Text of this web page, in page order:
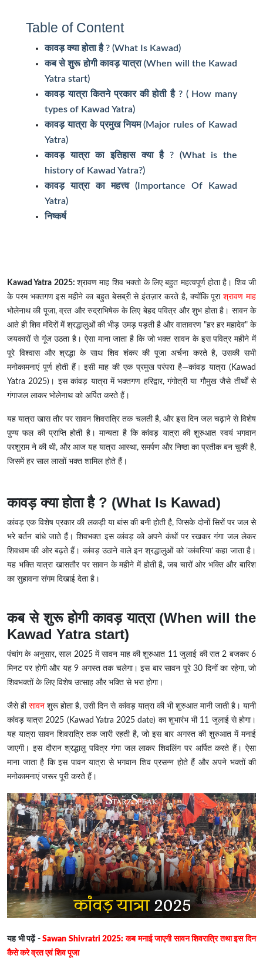
Table of Content
कावड़ क्या होता है ? (What Is Kawad)
कब से शुरू होगी कावड़ यात्रा (When will the Kawad
Yatra start)
कावड़ यात्रा कितने प्रकार की होती है ? ( How many
types of Kawad Yatra)
कावड़ यात्रा के प्रमुख नियम (Major rules of Kawad
Yatra)
कावड़ यात्रा का इतिहास क्या है ? (What is the
history of Kawad Yatra?)
कावड़ यात्रा का महत्त्व (Importance Of Kawad
Yatra)
निष्कर्ष
Kawad Yatra 2025:श्रावण माह शिव भक्तो के लिए बहुत महत्वपूर्ण होता है। शिव जी
के परम भक्तगण इस महीने का बहुत बेसब्री से इंतज़ार करते है, क्योंकि पूराश्रावण माह
भोलेनाथ की पूजा, व्रत और रुद्राभिषेक के लिए बेहद पवित्र और शुभ होता है। सावन के
आते ही शिव मंदिरों में श्रद्धालुओं की भीड़ उमड़ पड़ती है और वातावरण "हर हर महादेव" के
जयकारों से गूंज उठता है। ऐसा माना जाता है कि जो भक्त सावन के इस पवित्र महीने में
पूरे विश्वास और श्रद्धा के साथ शिव शंकर की पूजा अर्चना करते है, उसकी सभी
मनोकामनाएं पूर्ण होती हैं। इसी माह की एक प्रमुख परंपरा है—कांवड़ यात्रा (Kawad
Yatra 2025)। इस कांवड़ यात्रा में भक्तगण हरिद्वार, गंगोत्री या गौमुख जैसे तीर्थों से
गंगाजल लाकर भोलेनाथ को अर्पित करते हैं।
यह यात्रा खास तौर पर सावन शिवरात्रि तक चलती है, और इस दिन जल चढ़ाने से विशेष
पुण्य फल की प्राप्ति होती है। मान्यता है कि कांवड़ यात्रा की शुरुआत स्वयं भगवान
परशुराम ने की थी, और आज यह यात्रा आस्था, समर्पण और निष्ठा का प्रतीक बन चुकी है,
जिसमें हर साल लाखों भक्त शामिल होते हैं।
कावड़ क्या होता है ? (What Is Kawad)
कांवड़ एक विशेष प्रकार की लकड़ी या बांस की बनी होती है, जिसके दोनों सिरों पर जल से
भरे बर्तन बांधे जाते हैं। शिवभक्त इस कांवड़ को अपने कंधों पर रखकर गंगा जल लेकर
शिवधाम की ओर बढ़ते हैं। कांवड़ उठाने वाले इन श्रद्धालुओं को ‘कांवरिया’ कहा जाता है।
यह भक्ति यात्रा खासतौर पर सावन के महीने में होती है, जब चारों ओर भक्ति और बारिश
का सुहावना संगम दिखाई देता है।
कब से शुरू होगी कावड़ यात्रा (When will the
Kawad Yatra start)
पंचांग के अनुसार, साल 2025 में सावन माह की शुरुआत 11 जुलाई की रात 2 बजकर 6
मिनट पर होगी और यह 9 अगस्त तक चलेगा। इस बार सावन पूरे 30 दिनों का रहेगा, जो
शिवभक्तों के लिए विशेष उत्साह और भक्ति से भरा होगा।
जैसे हीसावन शुरू होता है, उसी दिन से कांवड़ यात्रा की भी शुरुआत मानी जाती है। यानी
कांवड़ यात्रा 2025 (Kawad Yatra 2025 date) का शुभारंभ भी 11 जुलाई से होगा।
यह यात्रा सावन शिवरात्रि तक जारी रहती है, जो इस बार अगस्त की शुरुआत में मनाई
जाएगी। इस दौरान श्रद्धालु पवित्र गंगा जल लाकर शिवलिंग पर अर्पित करते हैं। ऐसा
माना जाता है कि इस पावन यात्रा से भगवान शिव प्रसन्न होते हैं और अपने भक्तों की
मनोकामनाएं जरूर पूरी करते हैं।
यह भी पढ़ें -Sawan Shivratri 2025: कब मनाई जाएगी सावन शिवरात्रि तथा इस दिन
कैसे करे व्रत एवं शिव पूजा